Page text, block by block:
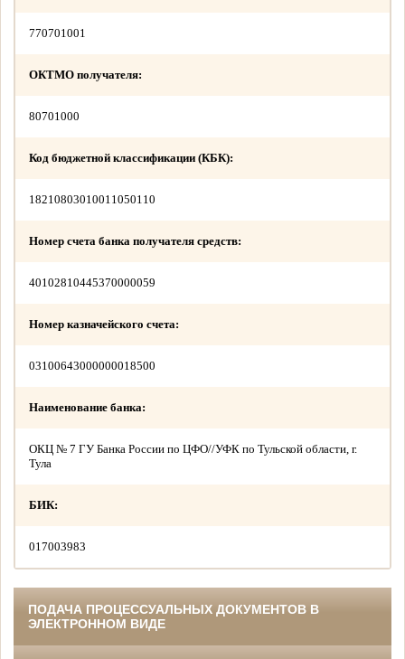
770701001
ОКТМО получателя:
80701000
Код бюджетной классификации (КБК):
18210803010011050110
Номер счета банка получателя средств:
40102810445370000059
Номер казначейского счета:
03100643000000018500
Наименование банка:
ОКЦ № 7 ГУ Банка России по ЦФО//УФК по Тульской области, г.
Тула
БИК:
017003983
ПОДАЧА ПРОЦЕССУАЛЬНЫХ ДОКУМЕНТОВ В
ЭЛЕКТРОННОМ ВИДЕ